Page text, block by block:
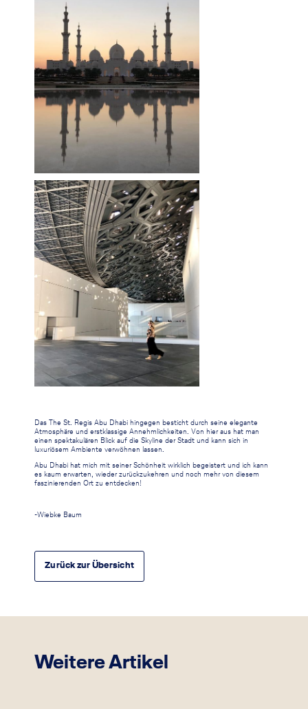
Das The St. Regis Abu Dhabi hingegen besticht durch seine elegante
Atmosphäre und erstklassige Annehmlichkeiten. Von hier aus hat man
einen spektakulären Blick auf die Skyline der Stadt und kann sich in
luxuriösem Ambiente verwöhnen lassen.
Abu Dhabi hat mich mit seiner Schönheit wirklich begeistert und ich kann
es kaum erwarten, wieder zurückzukehren und noch mehr von diesem
faszinierenden Ort zu entdecken!
-Wiebke Baum
Zurück zur Übersicht
Weitere Artikel